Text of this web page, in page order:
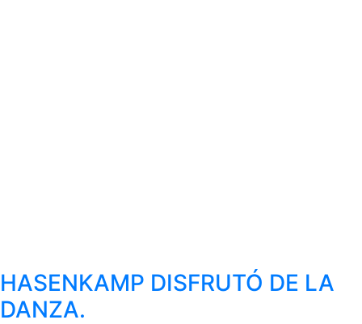
HASENKAMP DISFRUTÓ DE LA
DANZA.